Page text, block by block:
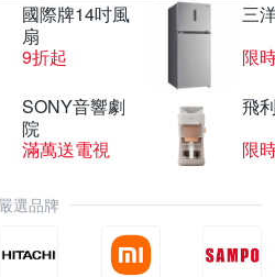
國際牌14吋風
扇
9折起
三
限
SONY音響劇
院
滿萬送電視
飛
限
嚴選品牌